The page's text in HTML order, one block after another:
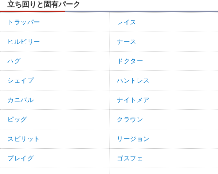
立ち回りと固有パーク
トラッパー レイス
ヒルビリー ナース
ハグ ドクター
シェイプ ハントレス
カニバル ナイトメア
ピッグ クラウン
スピリット リージョン
プレイグ ゴスフェ